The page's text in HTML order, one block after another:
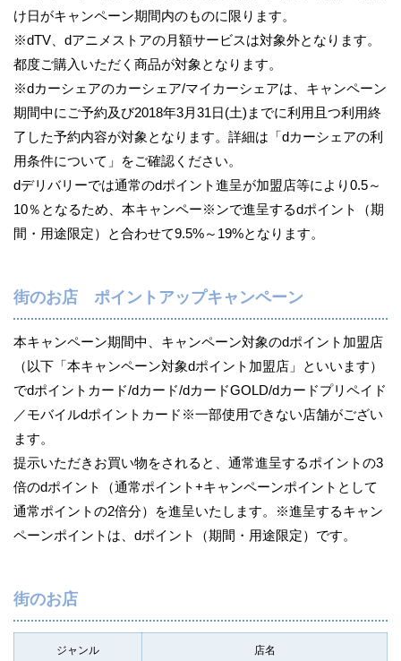
け日がキャンペーン期間内のものに限ります。
※dTV、dアニメストアの月額サービスは対象外となります。
都度ご購入いただく商品が対象となります。
※dカーシェアのカーシェア/マイカーシェアは、キャンペーン
期間中にご予約及び2018年3月31日(土)までに利用且つ利用終
了した予約内容が対象となります。詳細は「dカーシェアの利
用条件について」をご確認ください。
dデリバリーでは通常のdポイント進呈が加盟店等により0.5～
10％となるため、本キャンペー※ンで進呈するdポイント（期
間・用途限定）と合わせて9.5%～19%となります。
街のお店 ポイントアップキャンペーン
本キャンペーン期間中、キャンペーン対象のdポイント加盟店
（以下「本キャンペーン対象dポイント加盟店」といいます）
でdポイントカード/dカード/dカードGOLD/dカードプリペイド
／モバイルdポイントカード※一部使用できない店舗がござい
ます。
提示いただきお買い物をされると、通常進呈するポイントの3
倍のdポイント（通常ポイント+キャンペーンポイントとして
通常ポイントの2倍分）を進呈いたします。※進呈するキャン
ペーンポイントは、dポイント（期間・用途限定）です。
街のお店
ジャンル 店名